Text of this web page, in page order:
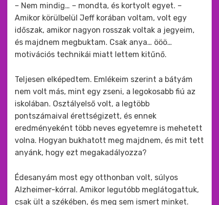
– Nem mindig… – mondta, és kortyolt egyet. –
Amikor körülbelül Jeff korában voltam, volt egy
időszak, amikor nagyon rosszak voltak a jegyeim,
és majdnem megbuktam. Csak anya… ööö…
motivációs technikái miatt lettem kitűnő.
Teljesen elképedtem. Emlékeim szerint a bátyám
nem volt más, mint egy zseni, a legokosabb fiú az
iskolában. Osztályelső volt, a legtöbb
pontszámaival érettségizett, és ennek
eredményeként több neves egyetemre is mehetett
volna. Hogyan bukhatott meg majdnem, és mit tett
anyánk, hogy ezt megakadályozza?
Édesanyám most egy otthonban volt, súlyos
Alzheimer-kórral. Amikor legutóbb meglátogattuk,
csak ült a székében, és meg sem ismert minket.